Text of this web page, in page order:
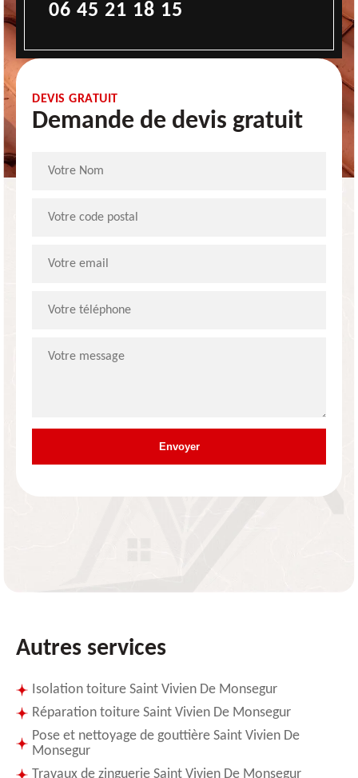
06 45 21 18 15
DEVIS GRATUIT
Demande de devis gratuit
Autres services
Isolation toiture Saint Vivien De Monsegur
Réparation toiture Saint Vivien De Monsegur
Pose et nettoyage de gouttière Saint Vivien De
Monsegur
Travaux de zinguerie Saint Vivien De Monsegur